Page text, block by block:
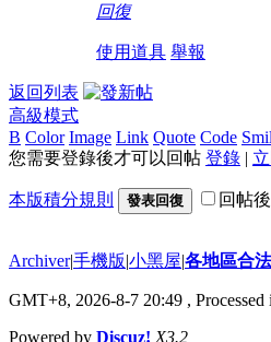
回復
使用道具 舉報
返回列表
高級模式
B Color Image Link Quote Code
您需要登錄後才可以回帖 登錄 |
本版積分規則 發表回復 回帖
Archiver|手機版|小黑屋|各地區合
GMT+8, 2026-8-7 20:49 ,
Powered by Discuz! X3.2